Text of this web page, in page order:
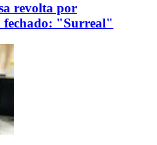
revolta por
fechado: "Surreal"